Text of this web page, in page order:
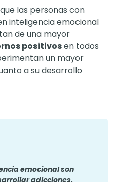
las personas con
inteligencia emocional
de una mayor
positivosen todos
un mayor
a su desarrollo
emocional son